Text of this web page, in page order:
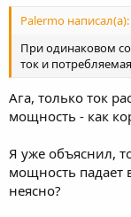
Palermo написал(а):
При одинаковом
ток и
Ага, только ток
мощность - как
Я уже объяснил,
мощность падает
неясно?